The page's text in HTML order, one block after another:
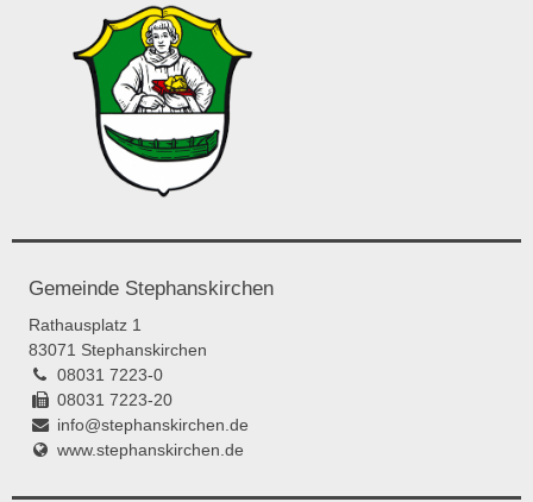
Gemeinde Stephanskirchen
Rathausplatz 1
83071 Stephanskirchen
08031 7223-0
08031 7223-20
info@stephanskirchen.de
www.stephanskirchen.de